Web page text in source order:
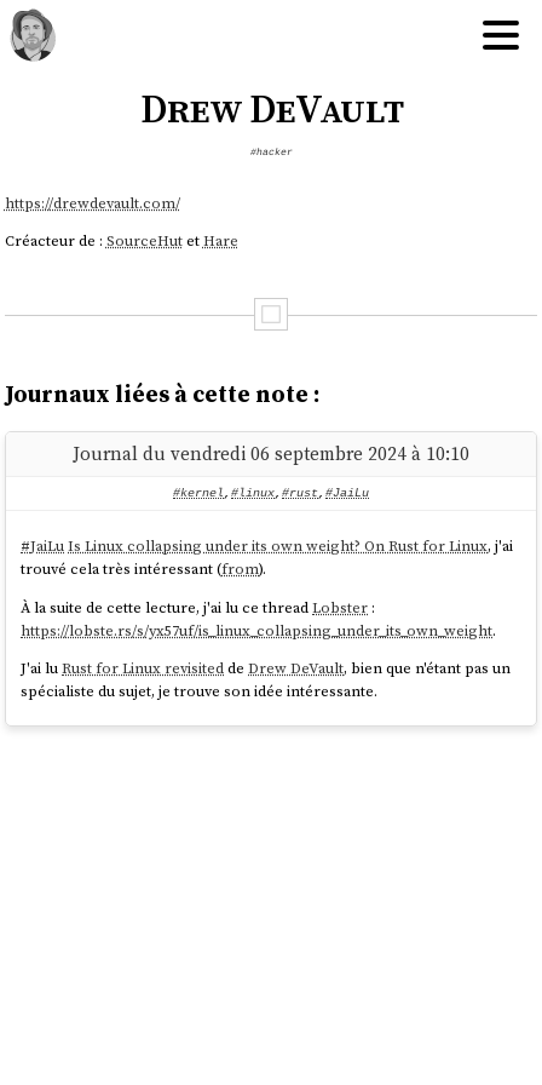
Drew DeVault
#hacker
https://drewdevault.com/
Créacteur de : SourceHutetHare
Journaux liées à cette note :
Journal du vendredi 06 septembre 2024 à 10:10
#kernel, #linux, #rust, #JaiLu
#JaiLu Is Linux collapsing under its own weight? On Rust for Linux, j'ai
trouvé cela très intéressant (from).
À la suite de cette lecture, j'ai lu ce threadLobster :
https://lobste.rs/s/yx57uf/is_linux_collapsing_under_its_own_weight.
J'ai luRust for Linux revisiteddeDrew DeVault, bien que n'étant pas un
spécialiste du sujet, je trouve son idée intéressante.